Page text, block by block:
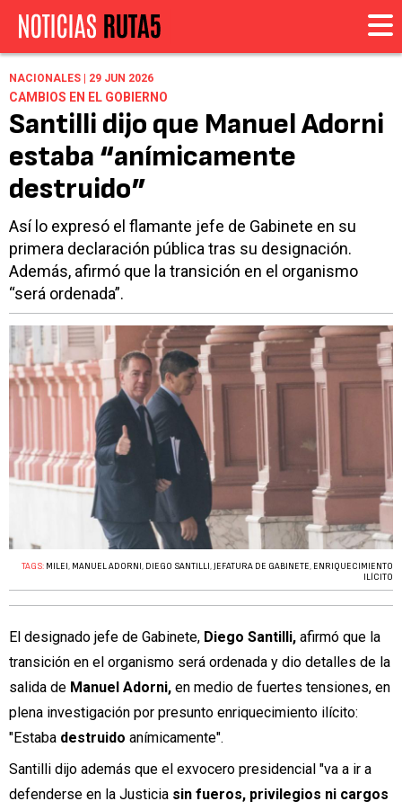
NACIONALES | 29 JUN 2026
CAMBIOS EN EL GOBIERNO
Santilli dijo que Manuel Adorni
estaba “anímicamente
destruido”
Así lo expresó el flamante jefe de Gabinete en su
primera declaración pública tras su designación.
Además, afirmó que la transición en el organismo
“será ordenada”.
TAGS: MILEI , MANUEL ADORNI , DIEGO SANTILLI ,JEFATURA DE GABINETE, ENRIQUECIMIENTO
ILÍCITO
El designado jefe de Gabinete, Diego Santilli, afirmó que la
transición en el organismo será ordenada y dio detalles de la
salida de Manuel Adorni, en medio de fuertes tensiones, en
plena investigación por presunto enriquecimiento ilícito:
"Estaba destruido anímicamente".
Santilli dijo además que el exvocero presidencial "va a ir a
defenderse en la Justicia sin fueros, privilegios ni cargos